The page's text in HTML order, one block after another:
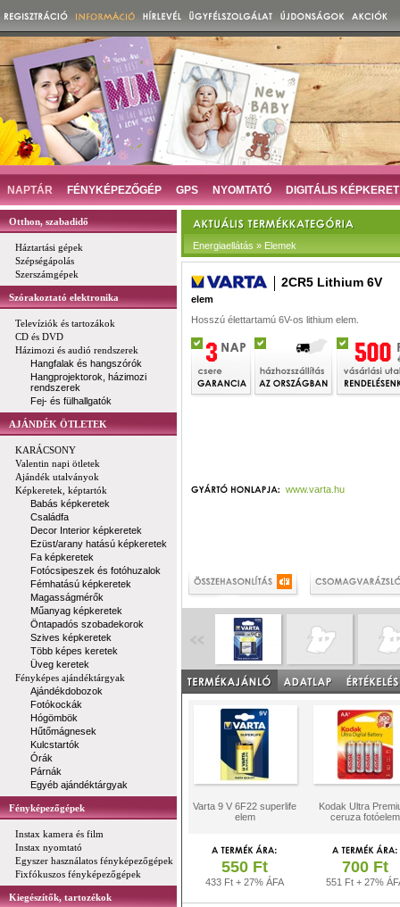
NAPTÁR FÉNYKÉPEZŐGÉP GPS NYOMTATÓ DIGITÁLIS KÉPKERET
Otthon, szabadidő
Háztartási gépek
Szépségápolás
Szerszámgépek
Szórakoztató elektronika
Televíziók és tartozákok
CD és DVD
Házimozi és audió rendszerek
Hangfalak és hangszórók
Hangprojektorok, házimozi
rendszerek
Fej- és fülhallgatók
AJÁNDÉK ÖTLETEK
KARÁCSONY
Valentin napi ötletek
Ajándék utalványok
Képkeretek, képtartók
Babás képkeretek
Családfa
Decor Interior képkeretek
Ezüst/arany hatású képkeretek
Fa képkeretek
Fotócsipeszek és fotóhuzalok
Fémhatású képkeretek
Magasságmérők
Műanyag képkeretek
Öntapadós szobadekorok
Szives képkeretek
Több képes keretek
Üveg keretek
Fényképes ajándéktárgyak
Ajándékdobozok
Fotókockák
Hógömbök
Hűtőmágnesek
Kulcstartók
Órák
Párnák
Egyéb ajándéktárgyak
Fényképezőgépek
Instax kamera és film
Instax nyomtató
Egyszer használatos fényképezőgépek
Fixfókuszos fényképezőgépek
Kiegészítők, tartozékok
Energiaellátás » Elemek
2CR5 Lithium 6V
elem
Hosszú élettartamú 6V-os lithium elem.
www.varta.hu
Varta 9 V 6F22 superlife
elem
Kodak Ultra
ceruza fotóelem
550 Ft
433 Ft + 27% ÁFA
700 Ft
551 Ft + 27%